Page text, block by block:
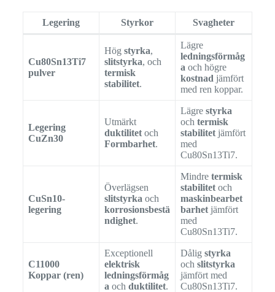
Legering Styrkor Svagheter
Cu80Sn13Ti7
pulver
Hög styrka,
slitstyrka, och
termisk
stabilitet.
Lägre
ledningsförmåg
a och högre
kostnad jämfört
med ren koppar.
Legering
CuZn30
Utmärkt
duktilitetoch
Formbarhet.
Lägre styrka
och termisk
stabilitetjämfört
med
Cu80Sn13Ti7.
CuSn10-
legering
Överlägsen
slitstyrka och
korrosionsbestä
ndighet.
Mindre termisk
stabilitetoch
maskinbearbet
barhetjämfört
med
Cu80Sn13Ti7.
C11000
Koppar (ren)
Exceptionell
elektrisk
ledningsförmåg
a och duktilitet.
Dålig styrka
och slitstyrka
jämfört med
Cu80Sn13Ti7.